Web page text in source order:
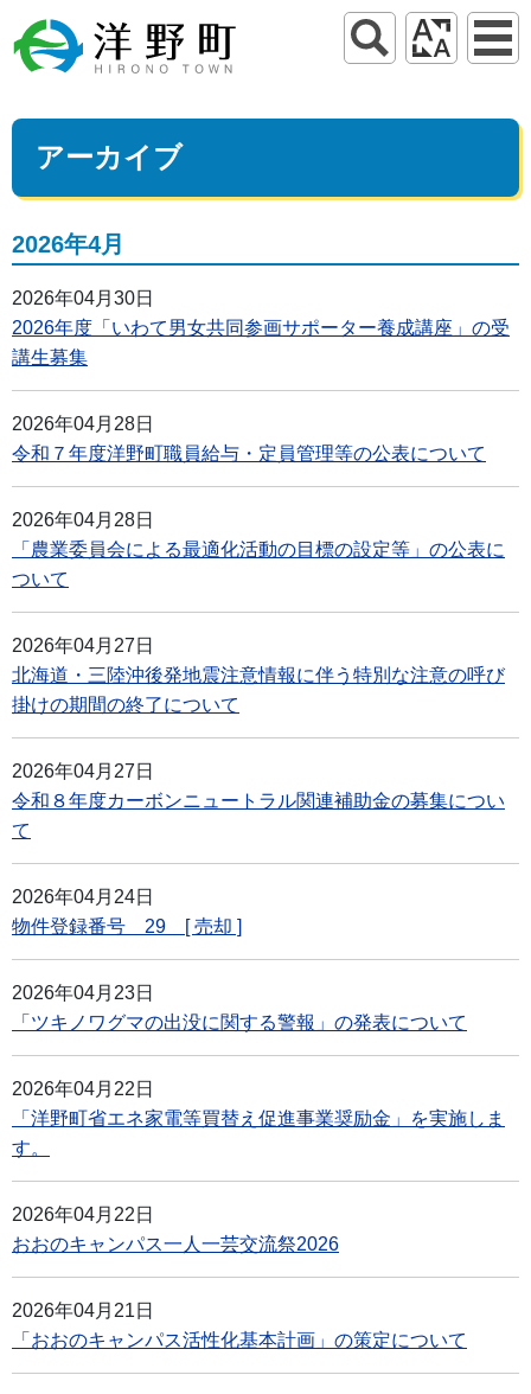
アーカイブ
2026年4月
2026年04月30日
2026年度「いわて男女共同参画サポーター養成講座」の受
講生募集
2026年04月28日
令和７年度洋野町職員給与・定員管理等の公表について
2026年04月28日
「農業委員会による最適化活動の目標の設定等」の公表に
ついて
2026年04月27日
北海道・三陸沖後発地震注意情報に伴う特別な注意の呼び
掛けの期間の終了について
2026年04月27日
令和８年度カーボンニュートラル関連補助金の募集につい
て
2026年04月24日
物件登録番号 29 [ 売却 ]
2026年04月23日
「ツキノワグマの出没に関する警報」の発表について
2026年04月22日
「洋野町省エネ家電等買替え促進事業奨励金」を実施しま
す。
2026年04月22日
おおのキャンパス一人一芸交流祭2026
2026年04月21日
「おおのキャンパス活性化基本計画」の策定について